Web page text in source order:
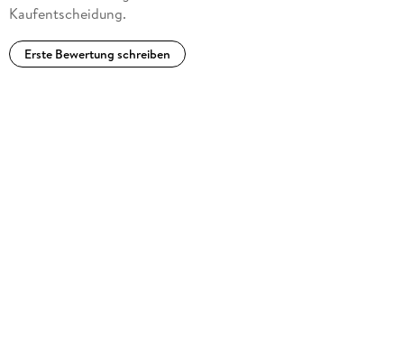
Kaufentscheidung.
Erste Bewertung schreiben